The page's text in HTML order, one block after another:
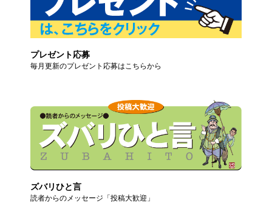
プレゼント応募
毎月更新のプレゼント応募はこちらから
ズバリひと言
読者からのメッセージ「投稿大歓迎」